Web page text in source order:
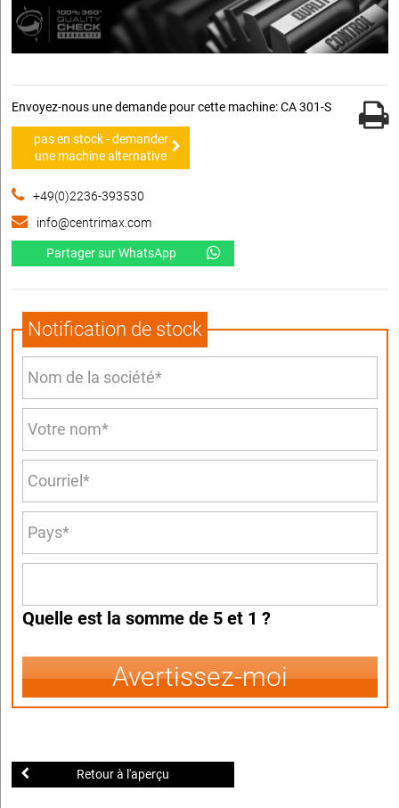
Envoyez-nous une demande pour cette machine: CA 301-S
pas en stock - demander
une machine alternative
+49(0)2236-393530
info@centrimax.com
Partager sur WhatsApp
Notification de stock
Quelle est la somme de 5 et 1 ?
Avertissez-moi
Retour à l'aperçu